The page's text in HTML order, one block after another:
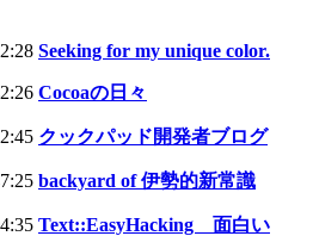
Seeking for my unique color.
Cocoaの日々
クックパッド開発者ブログ
backyard of 伊勢的新常識
Text::EasyHacking 面白い